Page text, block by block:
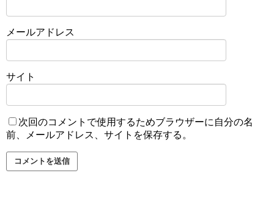
メールアドレス
サイト
次回のコメントで使用するためブラウザーに自分の名
前、メールアドレス、サイトを保存する。